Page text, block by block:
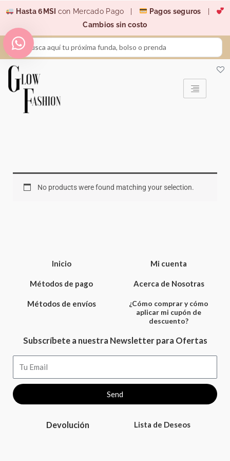
contenido
Hasta 6MSI con Mercado Pago | Pagos seguros
Cambios sin costo
Search
...
No products were found matching your selection.
Inicio
Métodos de pago
Métodos de envíos
Mi cuenta
Acerca de Nosotras
¿Cómo comprar y cómo
aplicar mi cupón de
descuento?
Subscríbete a nuestra Newsletter para Ofertas
Send
Devolución Lista de Deseos